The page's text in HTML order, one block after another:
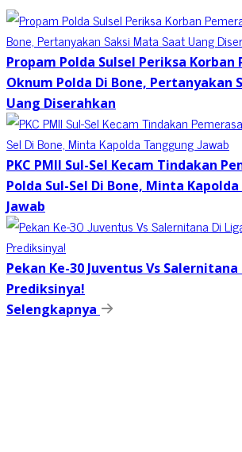
Propam Polda Sulsel Periksa Korban
Oknum Polda Di Bone, Pertanyakan
Uang Diserahkan
PKC PMII Sul-Sel Kecam Tindakan
Polda Sul-Sel Di Bone, Minta
Jawab
Pekan Ke-30 Juventus Vs
Prediksinya!
Selengkapnya